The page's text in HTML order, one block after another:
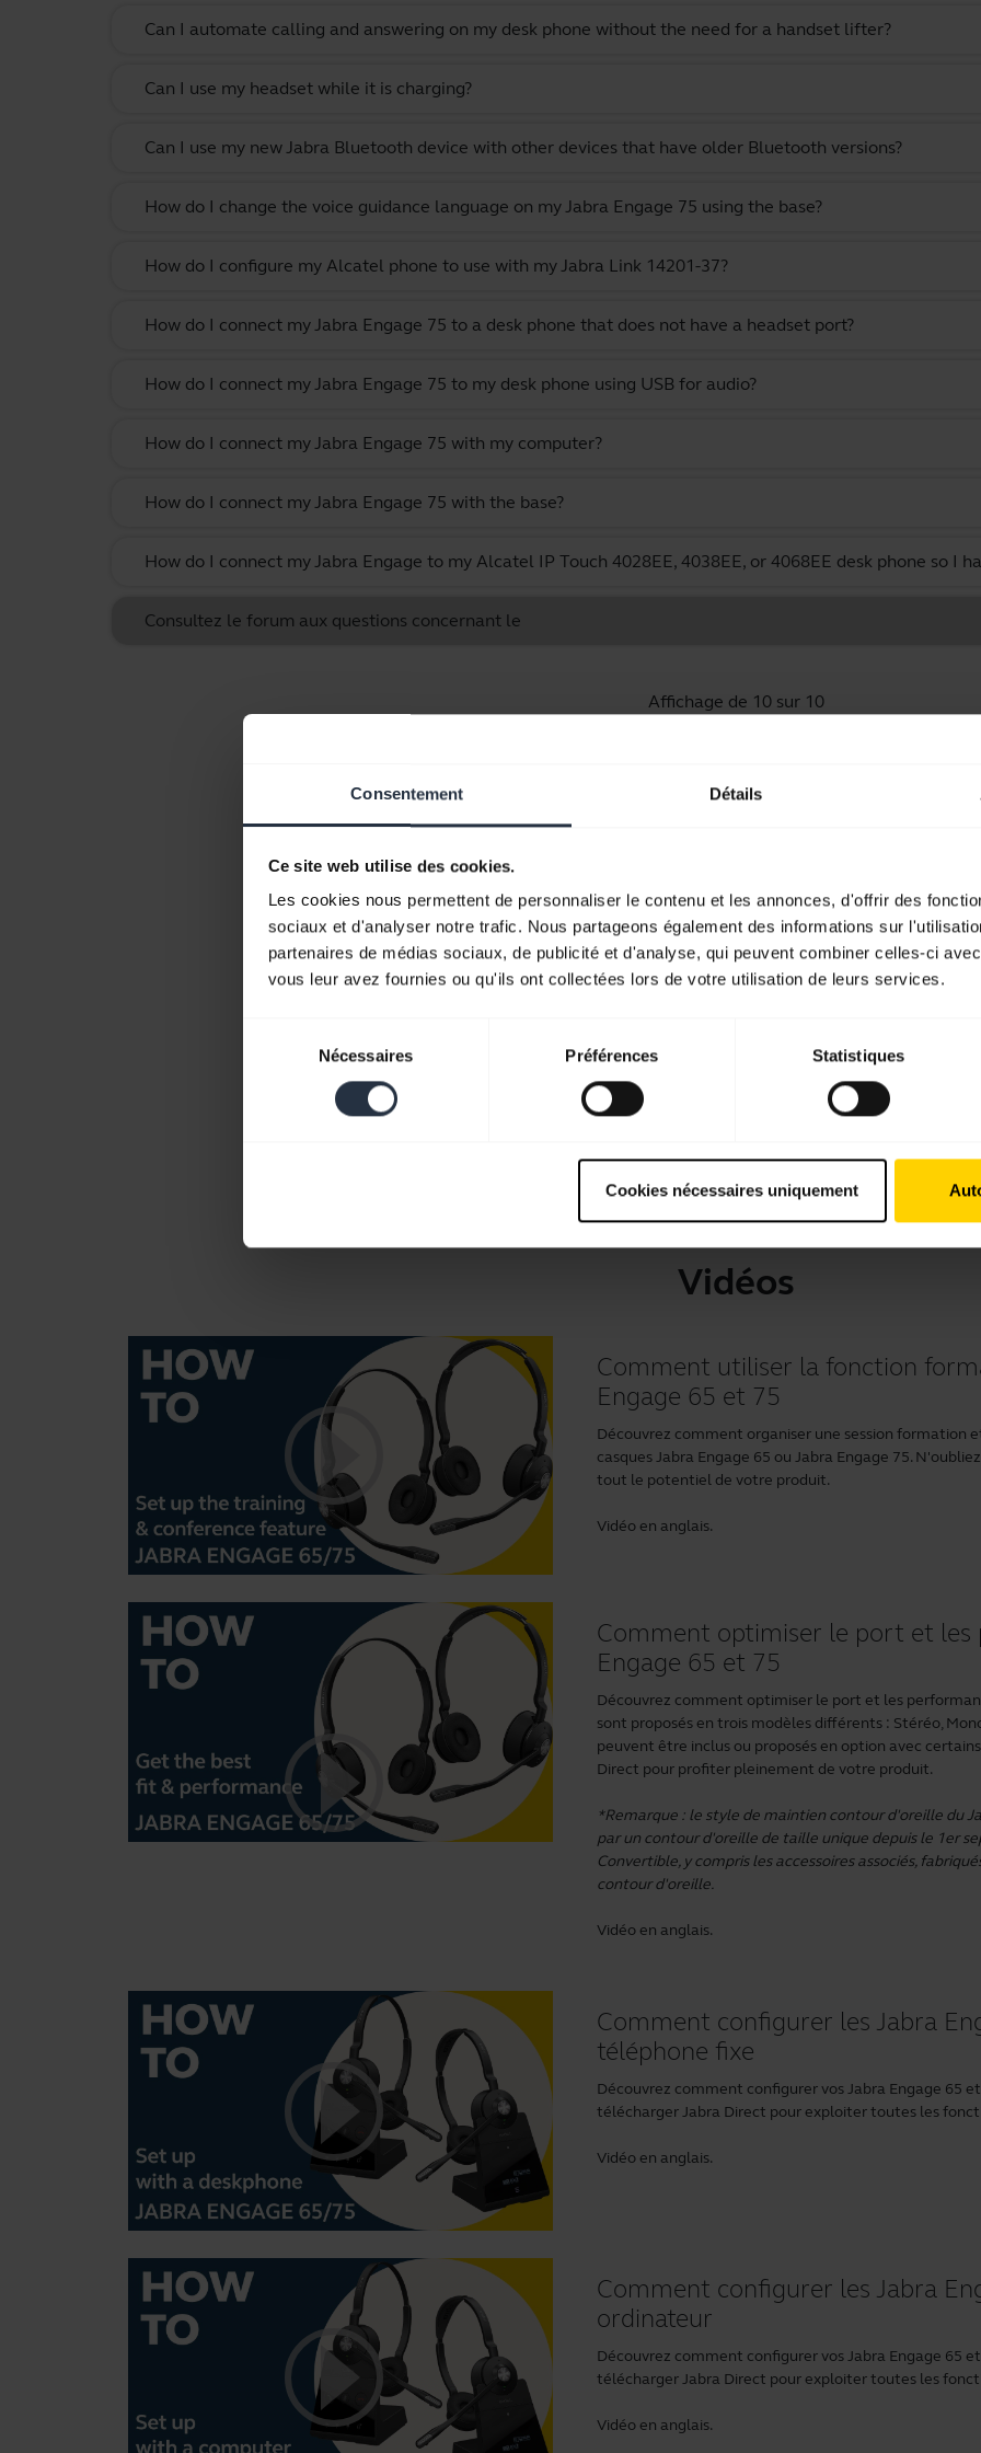
Consentement Détails
Ce site web utilise des cookies.
Les cookies nous permettent de personnaliser le contenu et les annonces, d'offrir des
sociaux et d'analyser notre trafic. Nous partageons également des informations sur
partenaires de médias sociaux, de publicité et d'analyse, qui peuvent combiner celles-ci
vous leur avez fournies ou qu'ils ont collectées lors de votre utilisation de leurs services.
consentement
Nécessaires Préférences Statistiques
Cookies nécessaires uniquement
Can I automate calling and answering on my desk phone without the need for a handset lifter?
Can I use my headset while it is charging?
Can I use my new Jabra Bluetooth device with other devices that have older Bluetooth versions?
How do I change the voice guidance language on my Jabra Engage 75 using the base?
How do I configure my Alcatel phone to use with my Jabra Link 14201-37?
How do I connect my Jabra Engage 75 to a desk phone that does not have a headset port?
How do I connect my Jabra Engage 75 to my desk phone using USB for audio?
How do I connect my Jabra Engage 75 with my computer?
How do I connect my Jabra Engage 75 with the base?
How do I connect my Jabra Engage to my Alcatel IP Touch 4028EE, 4038EE, or 4068EE desk phone so I
Consultez le forum aux questions concernant le
Affichage de 10 sur 10
Manuel de l'utilisateur
Français (Canada) expand_more
Vidéos
Comment utiliser la fonction
Engage 65 et 75
Découvrez comment organiser une session formation
casques Jabra Engage 65 ou Jabra Engage 75.
tout le potentiel de votre produit.
Vidéo en anglais.
Comment optimiser le port et les
Engage 65 et 75
Découvrez comment optimiser le port et les
sont proposés en trois modèles différents : Stéréo,
peuvent être inclus ou proposés en option avec
Direct pour profiter pleinement de votre produit.
*Remarque : le style de maintien contour d'oreille du
par un contour d'oreille de taille unique depuis le 1er
Convertible, y compris les accessoires associés,
contour d'oreille.
Vidéo en anglais.
Comment configurer les Jabra
téléphone fixe
Découvrez comment configurer vos Jabra Engage 65
téléchargerJabra Direct pour exploiter toutes les
Vidéo en anglais.
Comment configurer les Jabra
ordinateur
Découvrez comment configurer vos Jabra Engage 65
téléchargerJabra Direct pour exploiter toutes les
Vidéo en anglais.